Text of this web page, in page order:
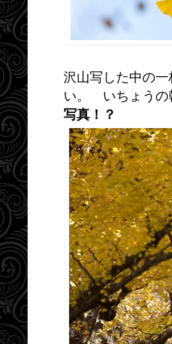
沢山写した中の
い。 いちょうの
写真！？